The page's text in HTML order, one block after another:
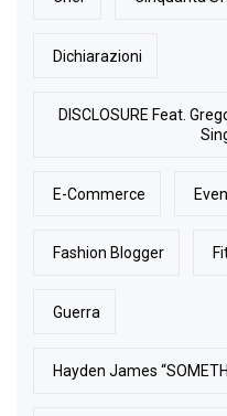
Dichiarazioni
DISCLOSURE Feat.
E-Commerce
Fashion Blogger
Guerra
Hayden James